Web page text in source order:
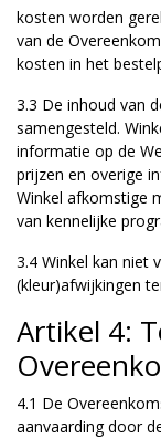
kosten worden
van de
kosten in het
3.3 De inhoud van
samengesteld.
informatie op de
prijzen en overige
Winkel afkomstige
van kennelijke
3.4 Winkel kan niet
(kleur)afwijkingen
Artikel 4:
4.1 De
aanvaarding door